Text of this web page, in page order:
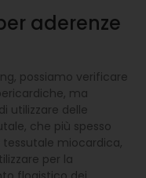
aderenze
possiamo verificare
ma
utilizzare delle
che più spesso
miocardica,
per la